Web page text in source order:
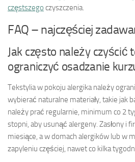
częstszego czyszczenia.
FAQ – najczęściej
Jak często należy czyścić
ograniczyć osadzanie
Tekstylia w pokoju alergika należy
wybierać naturalne materiały, takie jak
należy prać regularnie, minimum co 2
stopni, aby usunąć alergeny. Zasłony i
miesiące, a w domach alergików lub w
zapyleniu częściej, nawet co kilka